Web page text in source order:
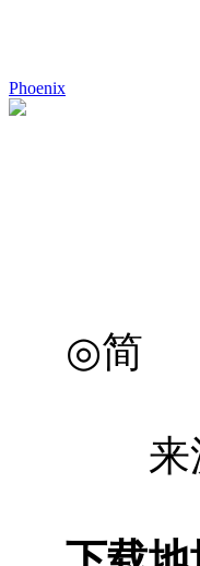
Phoenix
蔡
琳
伊
凯
丹
◎简
来源